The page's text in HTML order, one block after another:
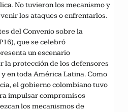
No tuvieron los mecanismo y
los ataques o enfrentarlos.
del Convenio sobre la
que se celebró
un escenario
la protección de los defensores
en toda América Latina. Como
el gobierno colombiano tuvo
impulsar compromisos
los mecanismos de